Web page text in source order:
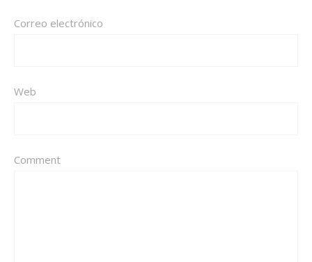
Correo electrónico
Web
Comment